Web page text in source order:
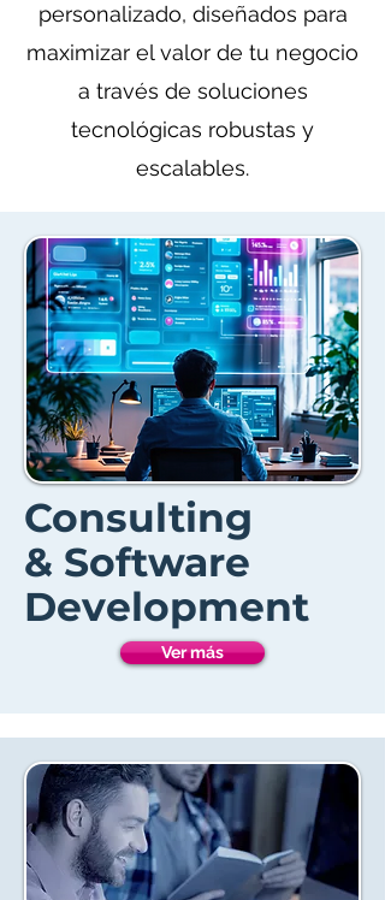
personalizado, diseñados para
maximizar el valor de tu negocio
a través de soluciones
tecnológicas robustas y
escalables.
Consulting
& Software
Development
Ver más